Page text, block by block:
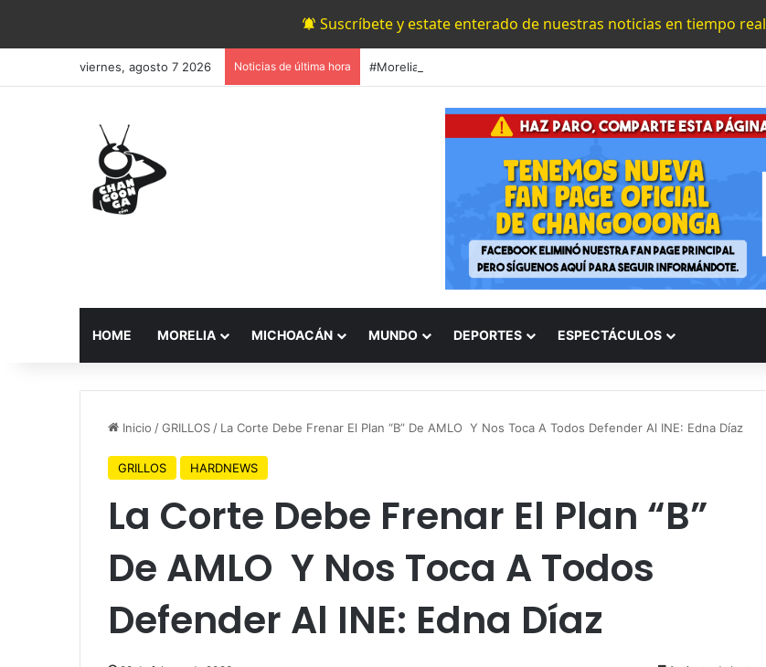
Suscríbete y estate enterado de nuestras noticias en tiempo real
viernes, agosto 7 2026 Noticias de última hora #Morelia Desviven A Hombre A Balazos En Col. Valle Del Durazno
HOME MORELIA MICHOACÁN MUNDO DEPORTES ESPECTÁCULOS
Inicio /GRILLOS / La Corte Debe Frenar El Plan “B” De AMLO Y Nos Toca A Todos Defender Al INE: Edna Díaz
GRILLOS HARDNEWS
La Corte Debe Frenar El Plan “B”
De AMLO Y Nos Toca A Todos
Defender Al INE: Edna Díaz